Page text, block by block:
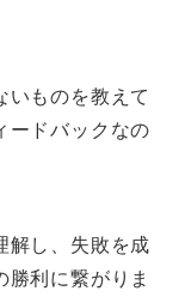
いものを教えて
ードバックなの
解し、失敗を成
利に繋がりま